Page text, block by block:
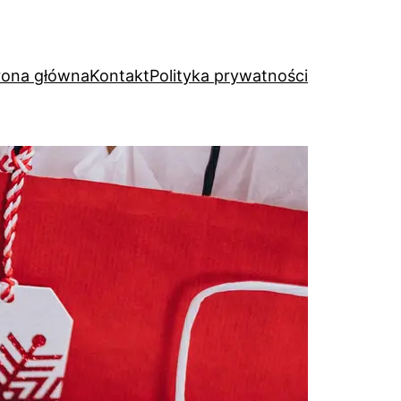
głównaKontaktPolityka prywatności